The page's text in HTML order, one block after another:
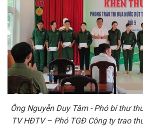
Ông Nguyễn Duy Tâm -Phó bí thư
TV HĐTV – Phó TGĐ Công ty trao